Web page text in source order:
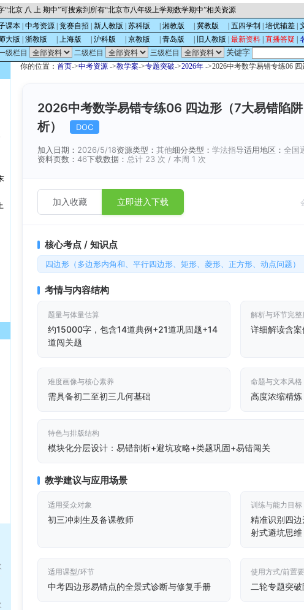
“北京 八 上 期中”可搜索到所有“北京市八年级上学期数学期中”相关资源
课本 中考资源 竞赛自招 新人教版 苏科版 湘教版 冀教版 五四学制 培优辅差
大版 浙教版 上海版 沪科版 京教版 青岛版 旧人教版 最新资料 直播答疑
级栏目 二级栏目 三级栏目 关键字
你的位置： 首页->中考资源 ->教学案->专题突破->2026年 ->2026中考数学易错专练06
2026中考数学易错专练06 四边形（7大易错陷
析）
DOC
加入日期： 2026/5/18资源类型：其他细分类型：学法指导适用地区：全国
资料页数：46下载数据： 总计 23 次 / 本周 1 次
加入收藏 立即进入下载
核心考点 / 知识点
四边形（多边形内角和、平行四边形、矩形、菱形、正方形、动点问题）
考情与内容结构
题量与体量估算
约15000字，包含14道典例+21道巩固题+14
道闯关题
解析与环节完整
详细解读含案
难度画像与核心素养
需具备初二至初三几何基础
命题与文本风格
高度浓缩精炼
特色与排版结构
模块化分层设计：易错剖析+避坑攻略+类题巩固+易错闯关
教学建议与应用场景
适用受众对象
初三冲刺生及备课教师
训练与能力目标
精准识别四
射式避坑思维
适用课型/环节
中考四边形易错点的全景式诊断与修复手册
使用方式/前置
二轮专题突